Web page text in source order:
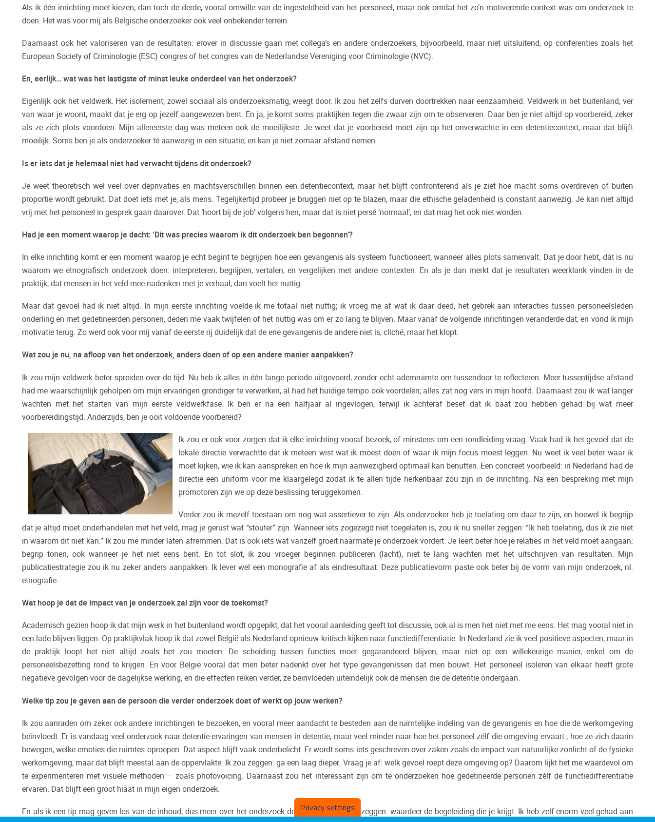
Als ik één inrichting moet kiezen, dan toch de derde, vooral omwille van de ingesteldheid van het personeel, maar ook omdat het zo’n motiverende context was om onderzoek te
doen. Het was voor mij als Belgische onderzoeker ook veel onbekender terrein.
Daarnaast ook het valoriseren van de resultaten: erover in discussie gaan met collega’s en andere onderzoekers, bijvoorbeeld, maar niet uitsluitend, op conferenties zoals het
European Society of Criminologie (ESC) congres of het congres van de Nederlandse Vereniging voor Criminologie (NVC).
En, eerlijk… wat was het lastigste of minst leuke onderdeel van het onderzoek?
Eigenlijk ook het veldwerk. Het isolement, zowel sociaal als onderzoeksmatig, weegt door. Ik zou het zelfs durven doortrekken naar eenzaamheid. Veldwerk in het buitenland, ver
van waar je woont, maakt dat je erg op jezelf aangewezen bent. En ja, je komt soms praktijken tegen die zwaar zijn om te observeren. Daar ben je niet altijd op voorbereid, zeker
als ze zich plots voordoen. Mijn allereerste dag was meteen ook de moeilijkste. Je weet dat je voorbereid moet zijn op het onverwachte in een detentiecontext, maar dat blijft
moeilijk. Soms ben je als onderzoeker té aanwezig in een situatie, en kan je niet zomaar afstand nemen.
Is er iets dat je helemaal niet had verwacht tijdens dit onderzoek?
Je weet theoretisch wel veel over deprivaties en machtsverschillen binnen een detentiecontext, maar het blijft confronterend als je ziet hoe macht soms overdreven of buiten
proportie wordt gebruikt. Dat doet iets met je, als mens. Tegelijkertijd probeer je bruggen niet op te blazen, maar die ethische geladenheid is constant aanwezig. Je kan niet altijd
vrij met het personeel in gesprek gaan daarover. Dat ‘hoort bij de job’ volgens hen, maar dat is niet persé ‘normaal’, en dat mag het ook niet worden.
Had je een moment waarop je dacht: ‘Dit was precies waarom ik dit onderzoek ben begonnen’?
In elke inrichting komt er een moment waarop je echt begint te begrijpen hoe een gevangenis als systeem functioneert, wanneer alles plots samenvalt. Dat je door hebt, dát is nu
waarom we etnografisch onderzoek doen: interpreteren, begrijpen, vertalen, en vergelijken met andere contexten. En als je dan merkt dat je resultaten weerklank vinden in de
praktijk, dat mensen in het veld mee nadenken met je verhaal, dan voelt het nuttig.
Maar dat gevoel had ik niet altijd. In mijn eerste inrichting voelde ik me totaal niet nuttig; ik vroeg me af wat ik daar deed, het gebrek aan interacties tussen personeelsleden
onderling en met gedetineerden personen, deden me vaak twijfelen of het nuttig was om er zo lang te blijven. Maar vanaf de volgende inrichtingen veranderde dat, en vond ik mijn
motivatie terug. Zo werd ook voor mij vanaf de eerste rij duidelijk dat de ene gevangenis de andere niet is, cliché, maar het klopt.
Wat zou je nu, na afloop van het onderzoek, anders doen of op een andere manier aanpakken?
Ik zou mijn veldwerk beter spreiden over de tijd. Nu heb ik alles in één lange periode uitgevoerd, zonder echt ademruimte om tussendoor te reflecteren. Meer tussentijdse afstand
had me waarschijnlijk geholpen om mijn ervaringen grondiger te verwerken, al had het huidige tempo ook voordelen; alles zat nog vers in mijn hoofd. Daarnaast zou ik wat langer
wachten met het starten van mijn eerste veldwerkfase. Ik ben er na een halfjaar al ingevlogen, terwijl ik achteraf besef dat ik baat zou hebben gehad bij wat meer
voorbereidingstijd. Anderzijds, ben je ooit voldoende voorbereid?
Ik zou er ook voor zorgen dat ik elke inrichting vooraf bezoek, of minstens om een rondleiding vraag. Vaak had ik het gevoel dat de
lokale directie verwachtte dat ik meteen wist wat ik moest doen of waar ik mijn focus moest leggen. Nu weet ik veel beter waar ik
moet kijken, wie ik kan aanspreken en hoe ik mijn aanwezigheid optimaal kan benutten. Een concreet voorbeeld: in Nederland had de
directie een uniform voor me klaargelegd zodat ik te allen tijde herkenbaar zou zijn in de inrichting. Na een bespreking met mijn
promotoren zijn we op deze beslissing teruggekomen.
Verder zou ik mezelf toestaan om nog wat assertiever te zijn. Als onderzoeker heb je toelating om daar te zijn, en hoewel ik begrijp
dat je altijd moet onderhandelen met het veld, mag je gerust wat “stouter” zijn. Wanneer iets zogezegd niet toegelaten is, zou ik nu sneller zeggen: “Ik heb toelating, dus ik zie niet
in waarom dit niet kan.” Ik zou me minder laten afremmen. Dat is ook iets wat vanzelf groeit naarmate je onderzoek vordert. Je leert beter hoe je relaties in het veld moet aangaan:
begrip tonen, ook wanneer je het niet eens bent. En tot slot, ik zou vroeger beginnen publiceren (lacht), niet te lang wachten met het uitschrijven van resultaten. Mijn
publicatiestrategie zou ik nu zeker anders aanpakken. Ik lever wel een monografie af als eindresultaat. Deze publicatievorm paste ook beter bij de vorm van mijn onderzoek, nl.
etnografie.
Wat hoop je dat de impact van je onderzoek zal zijn voor de toekomst?
Academisch gezien hoop ik dat mijn werk in het buitenland wordt opgepikt, dat het vooral aanleiding geeft tot discussie, ook al is men het niet met me eens. Het mag vooral niet in
een lade blijven liggen. Op praktijkvlak hoop ik dat zowel België als Nederland opnieuw kritisch kijken naar functiedifferentiatie. In Nederland zie ik veel positieve aspecten, maar in
de praktijk loopt het niet altijd zoals het zou moeten. De scheiding tussen functies moet gegarandeerd blijven, maar niet op een willekeurige manier, enkel om de
personeelsbezetting rond te krijgen. En voor België vooral dat men beter nadenkt over het type gevangenissen dat men bouwt. Het personeel isoleren van elkaar heeft grote
negatieve gevolgen voor de dagelijkse werking, en die effecten reiken verder, ze beïnvloeden uiteindelijk ook de mensen die de detentie ondergaan.
Welke tip zou je geven aan de persoon die verder onderzoek doet of werkt op jouw werken?
Ik zou aanraden om zeker ook andere inrichtingen te bezoeken, en vooral meer aandacht te besteden aan de ruimtelijke indeling van de gevangenis en hoe die de werkomgeving
beïnvloedt. Er is vandaag veel onderzoek naar detentie-ervaringen van mensen in detentie, maar veel minder naar hoe het personeel zélf die omgeving ervaart , hoe ze zich daarin
bewegen, welke emoties die ruimtes oproepen. Dat aspect blijft vaak onderbelicht. Er wordt soms iets geschreven over zaken zoals de impact van natuurlijke zonlicht of de fysieke
werkomgeving, maar dat blijft meestal aan de oppervlakte. Ik zou zeggen: ga een laag dieper. Vraag je af: welk gevoel roept deze omgeving op? Daarom lijkt het me waardevol om
te experimenteren met visuele methoden – zoals photovoicing. Daarnaast zou het interessant zijn om te onderzoeken hoe gedetineerde personen zélf de functiedifferentiatie
ervaren. Dat blijft een groot hiaat in mijn eigen onderzoek.
En als ik een tip mag geven los van de inhoud, dus meer over het onderzoek doen zelf, dan zou ik zeggen: waardeer de begeleiding die je krijgt. Ik heb zelf enorm veel gehad aan
Privacy settings